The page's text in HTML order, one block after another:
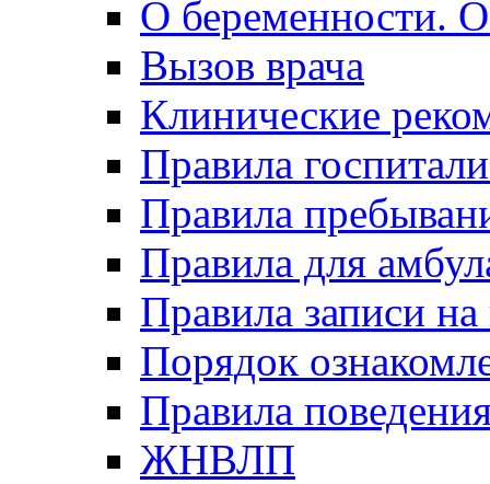
О беременности.
Вызов врача
Клинические
Правила
Правила
Правила для
Правила записи
Порядок
Правила
ЖНВЛП